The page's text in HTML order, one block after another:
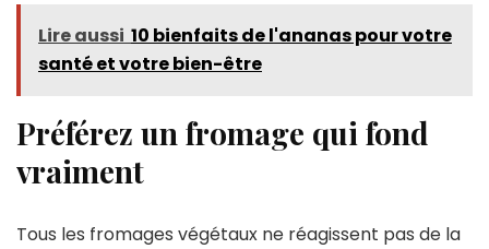
Lire aussi 10 bienfaits de l'ananas pour votre
santé et votre bien-être
Préférez un fromage qui fond
vraiment
Tous les fromages végétaux ne réagissent pas de la